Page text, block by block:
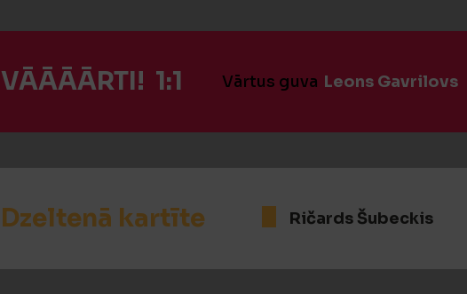
VĀĀĀĀRTI! 1:1 Vārtus guva Leons Gavrilovs
Dzeltenā kartīte Ričards Šubeckis